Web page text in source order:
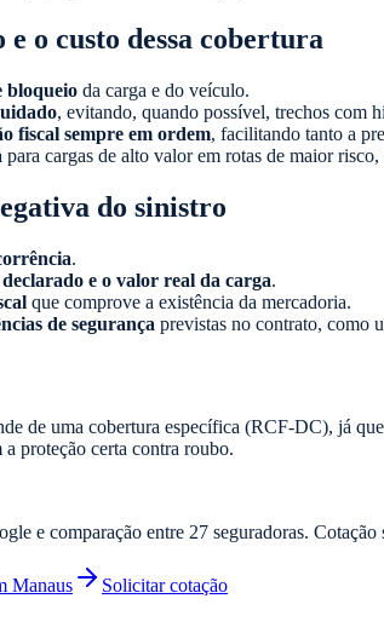
o custo dessa cobertura
bloqueio da carga e do veículo.
, evitando, quando possível, trechos com
fiscal sempre em ordem, facilitando tanto a
para cargas de alto valor em rotas de maior
do sinistro
.
e o valor real da carga.
que comprove a existência da mercadoria.
de segurança previstas no contrato, como
de uma cobertura específica (RCF-DC), já
a proteção certa contra roubo.
e comparação entre 27 seguradoras. Cotação
Manaus Solicitar cotação